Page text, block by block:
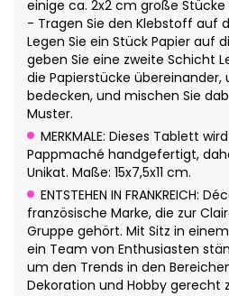
einige ca. 2x2 cm große
- Tragen Sie den Klebstoff auf
Legen Sie ein Stück Papier auf
geben Sie eine zweite Schicht
die Papierstücke übereinander,
bedecken, und mischen Sie
Muster.
MERKMALE: Dieses Tablett
Pappmaché handgefertigt,
Unikat. Maße: 15x7,5x11 cm.
ENTSTEHEN IN FRANKREICH:
französische Marke, die zur
Gruppe gehört. Mit Sitz in
ein Team von Enthusiasten
um den Trends in den
Dekoration und Hobby gerecht